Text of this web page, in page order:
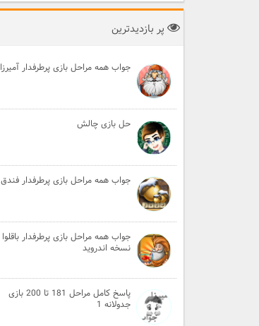
پر بازدیدترین
جواب همه مراحل بازی پرطرفدار آمیرزا
حل بازی چالش
جواب همه مراحل بازی پرطرفدار فندق
جواب همه مراحل بازی پرطرفدار باقلوا
نسخه اندروید
پاسخ کامل مراحل 181 تا 200 بازی
جدولانه 1